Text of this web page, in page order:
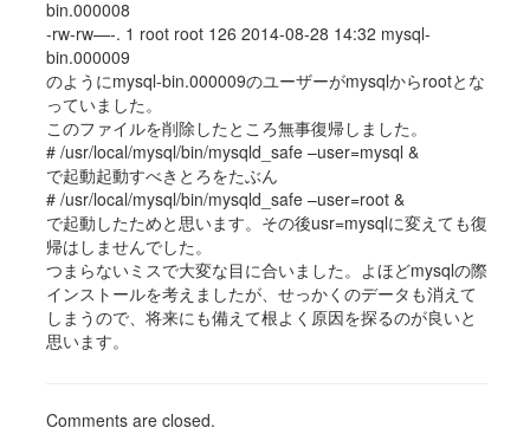
bin.000008
-rw-rw—-. 1 root root 126 2014-08-28 14:32 mysql-
bin.000009
のようにmysql-bin.000009のユーザーがmysqlからrootとな
っていました。
このファイルを削除したところ無事復帰しました。
# /usr/local/mysql/bin/mysqld_safe –user=mysql &
で起動起動すべきとろをたぶん
# /usr/local/mysql/bin/mysqld_safe –user=root &
で起動したためと思います。その後usr=mysqlに変えても復
帰はしませんでした。
つまらないミスで大変な目に合いました。よほどmysqlの際
インストールを考えましたが、せっかくのデータも消えて
しまうので、将来にも備えて根よく原因を探るのが良いと
思います。
Comments are closed.